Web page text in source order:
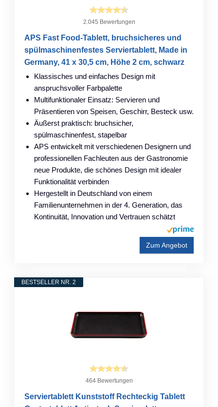
2.045 Bewertungen
APS Fast Food-Tablett, bruchsicheres und
spülmaschinenfestes Serviertablett, Made in
Germany, 41 x 30,5 cm, Höhe 2 cm, schwarz
Klassisches und einfaches Design mit
anspruchsvoller Farbpalette
Multifunktionaler Einsatz: Servieren und
Präsentieren von Speisen, Geschirr, Besteck usw.
Äußerst praktisch: bruchsicher,
spülmaschinenfest, stapelbar
APS entwickelt mit verschiedenen Designern und
professionellen Fachleuten aus der Gastronomie
neue Produkte, die schönes Design mit idealer
Funktionalität verbinden
Hergestellt in Deutschland von einem
Familienunternehmen in der 4. Generation, das
Kontinuität, Innovation und Vertrauen schätzt
Zum Angebot
BESTSELLER NR. 2
464 Bewertungen
Serviertablett Kunststoff Rechteckig Tablett